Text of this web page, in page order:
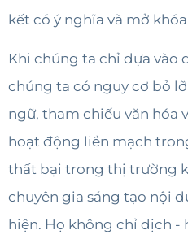
kết có ý nghĩa và mở
Khi chúng ta chỉ dựa vào
chúng ta có nguy cơ bỏ
ngữ, tham chiếu văn hóa
hoạt động liền mạch
thất bại trong thị trường
chuyên gia sáng tạo nội
hiện. Họ không chỉ dịch -